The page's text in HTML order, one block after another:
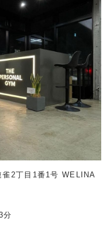
2丁目1番1号 WELINA
分